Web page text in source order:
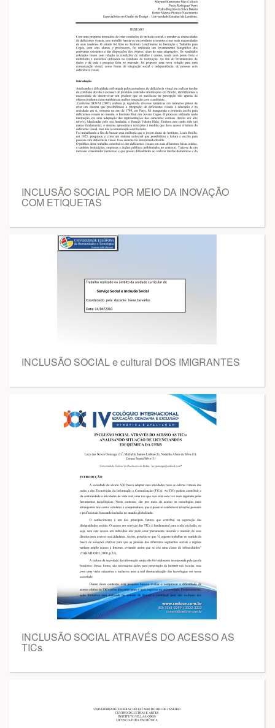
INCLUSÃO SOCIAL POR MEIO DA INOVAÇÃO
COM ETIQUETAS
INCLUSÃO SOCIAL e cultural DOS IMIGRANTES
INCLUSÃO SOCIAL ATRAVÉS DO ACESSO AS
TICs